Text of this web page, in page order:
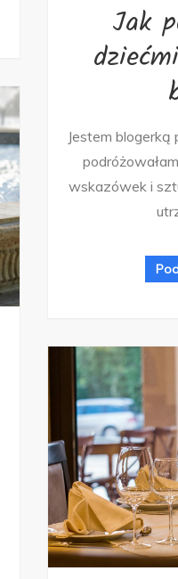
Jak
Jestem
wskazówek i